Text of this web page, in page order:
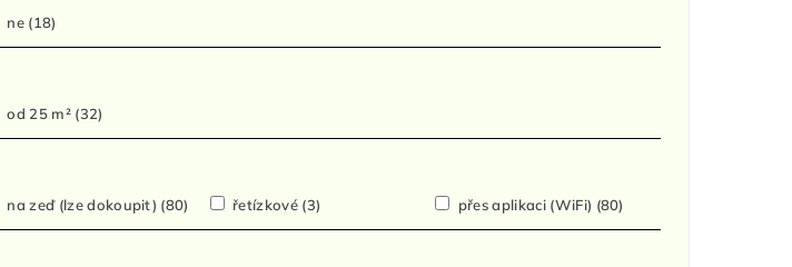
ne (18)
od 25 m² (32)
na zeď (lze dokoupit) (80) řetízkové (3) přes aplikaci (WiFi) (80)